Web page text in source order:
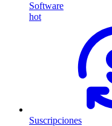
Software
hot
Suscripciones